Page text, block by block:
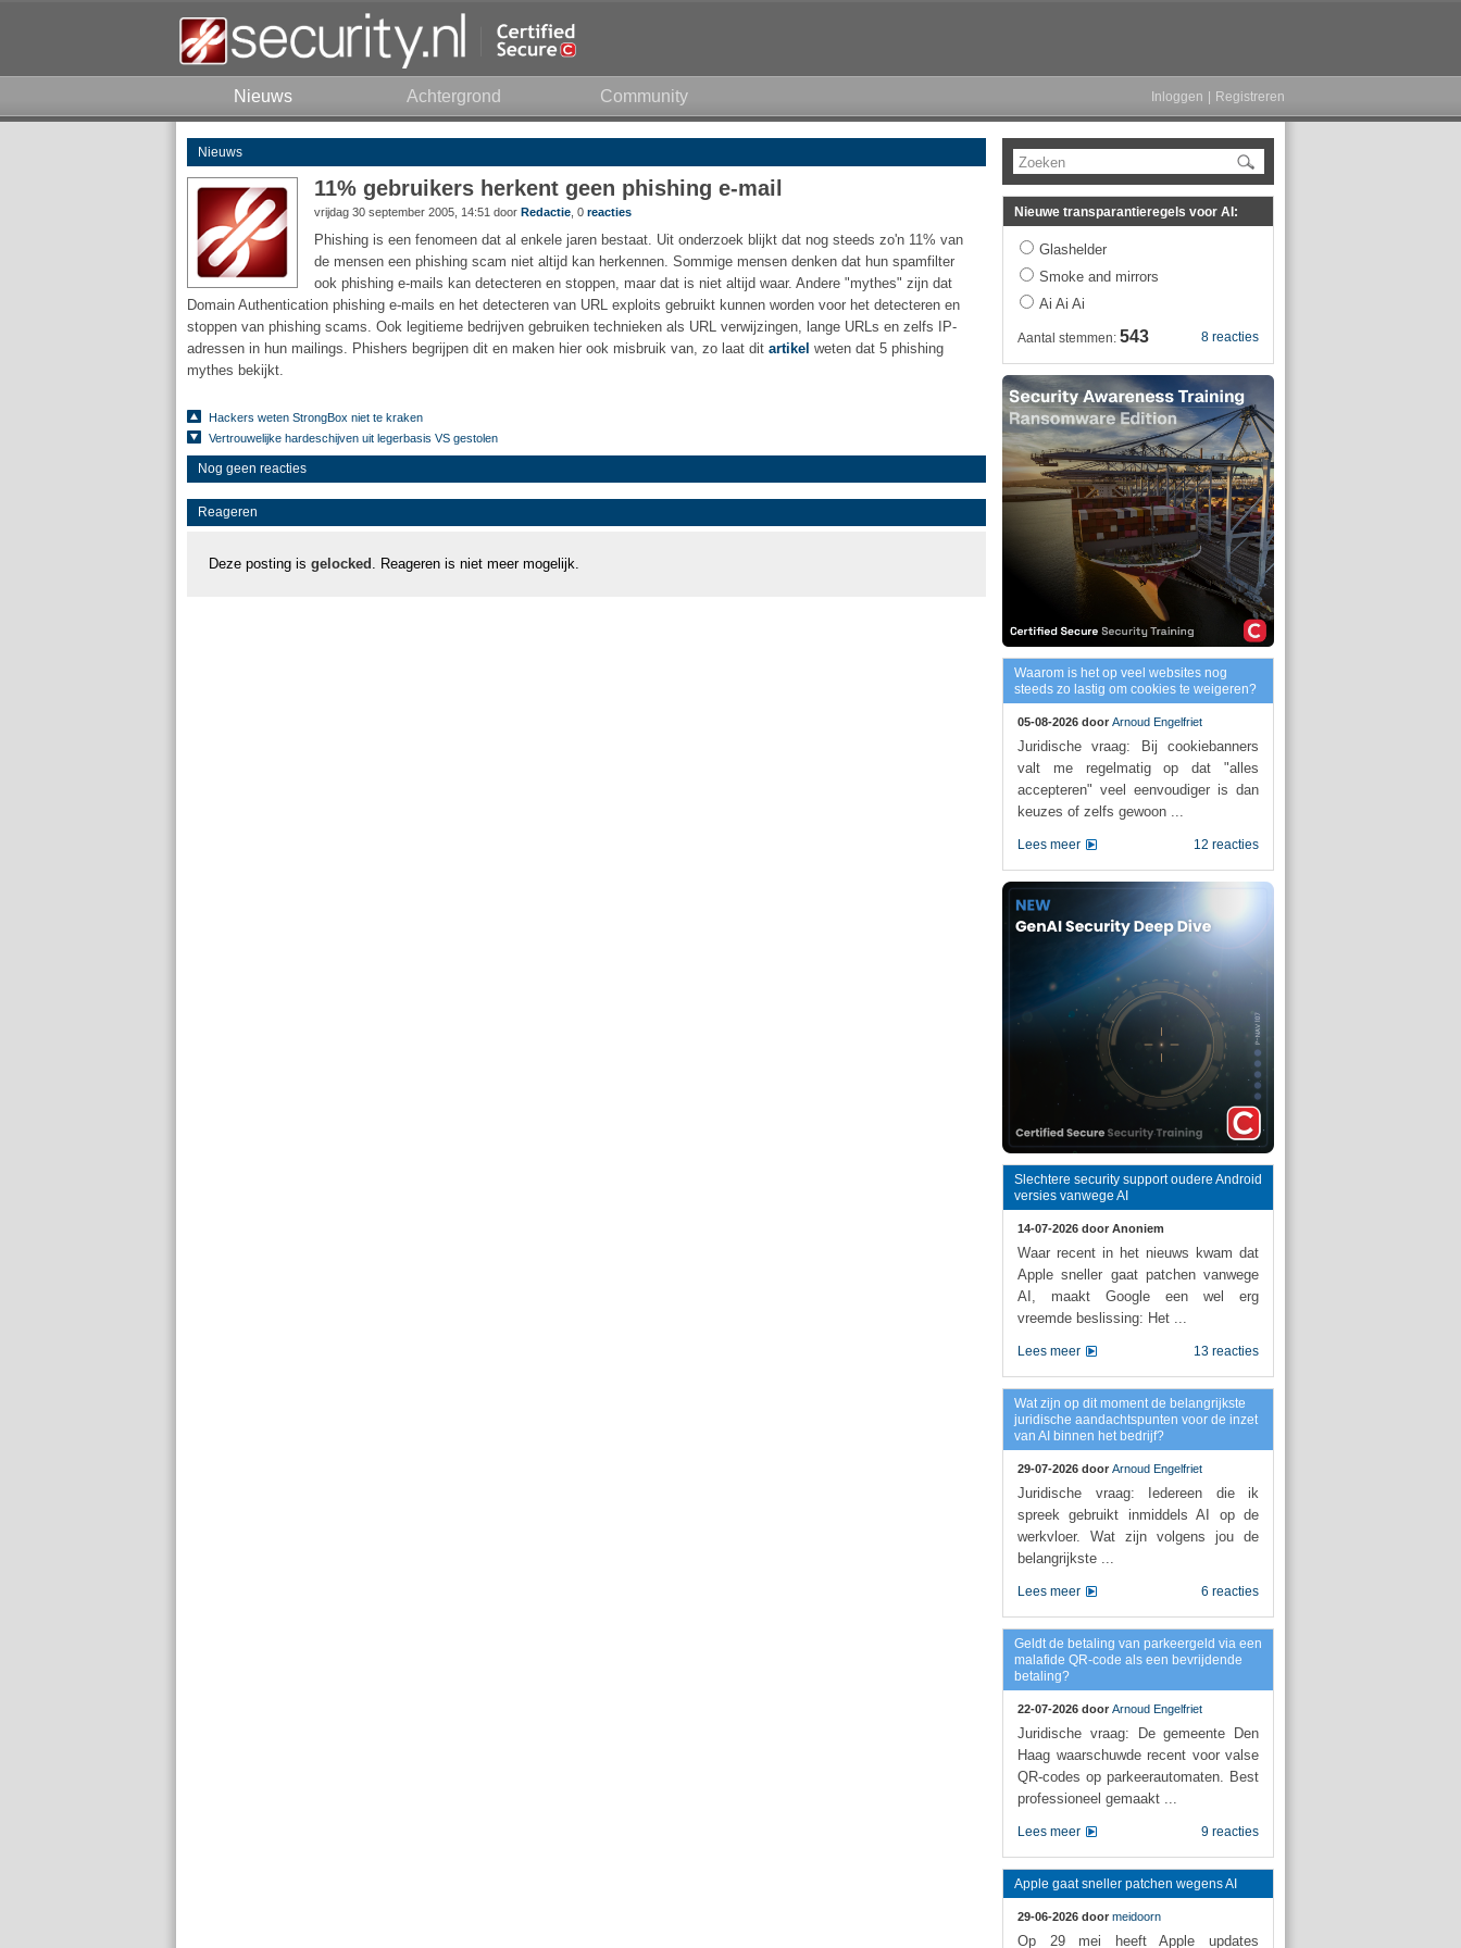
Nieuws Achtergrond Community Inloggen Registreren
Nieuws
11% gebruikers herkent geen phishing e-mail
vrijdag 30 september 2005, 14:51 door Redactie , 0 reacties
Phishing is een fenomeen dat al enkele jaren bestaat. Uit onderzoek blijkt dat nog steeds zo'n 11% van
de mensen een phishing scam niet altijd kan herkennen. Sommige mensen denken dat hun spamfilter
ook phishing e-mails kan detecteren en stoppen, maar dat is niet altijd waar. Andere "mythes" zijn dat
Domain Authentication phishing e-mails en het detecteren van URL exploits gebruikt kunnen worden voor het detecteren en
stoppen van phishing scams. Ook legitieme bedrijven gebruiken technieken als URL verwijzingen, lange URLs en zelfs IP-
adressen in hun mailings. Phishers begrijpen dit en maken hier ook misbruik van, zo laat dit artikel weten dat 5 phishing
mythes bekijkt.
Hackers weten StrongBox niet te kraken
Vertrouwelijke hardeschijven uit legerbasis VS gestolen
Nog geen reacties
Reageren
Deze posting is gelocked . Reageren is niet meer mogelijk.
Zoeken
Nieuwe transparantieregels voor AI:
Glashelder
Smoke and mirrors
Ai Ai Ai
8 reacties
Aantal stemmen: 543
Waarom is het op veel websites nog
steeds zo lastig om cookies te weigeren?
05-08-2026 door Arnoud Engelfriet
Juridische vraag: Bij cookiebanners
valt me regelmatig op dat "alles
accepteren" veel eenvoudiger is dan
keuzes of zelfs gewoon ...
12 reacties
Lees meer
Slechtere security support oudere Android
versies vanwege AI
14-07-2026 door Anoniem
Waar recent in het nieuws kwam dat
Apple sneller gaat patchen vanwege
AI, maakt Google een wel erg
vreemde beslissing: Het ...
13 reacties
Lees meer
Wat zijn op dit moment de belangrijkste
juridische aandachtspunten voor de inzet
van AI binnen het bedrijf?
29-07-2026 door Arnoud Engelfriet
Juridische vraag: Iedereen die ik
spreek gebruikt inmiddels AI op de
werkvloer. Wat zijn volgens jou de
belangrijkste ...
6 reacties
Lees meer
Geldt de betaling van parkeergeld via een
malafide QR-code als een bevrijdende
betaling?
22-07-2026 door Arnoud Engelfriet
Juridische vraag: De gemeente Den
Haag waarschuwde recent voor valse
QR-codes op parkeerautomaten. Best
professioneel gemaakt ...
9 reacties
Lees meer
Apple gaat sneller patchen wegens AI
29-06-2026 door meidoorn
Op 29 mei heeft Apple updates